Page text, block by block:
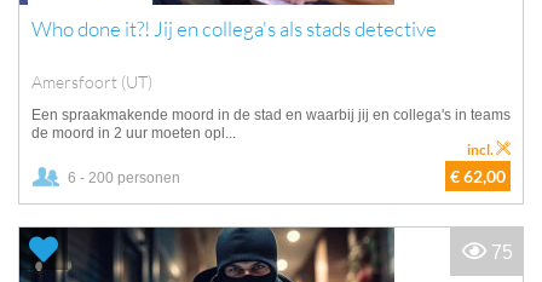
Who done it?! Jij en collega's als stads detective
Amersfoort (UT)
Een spraakmakende moord in de stad en waarbij jij en collega's in teams
de moord in 2 uur moeten opl...
6 - 200 personen € 62,00
incl.
75